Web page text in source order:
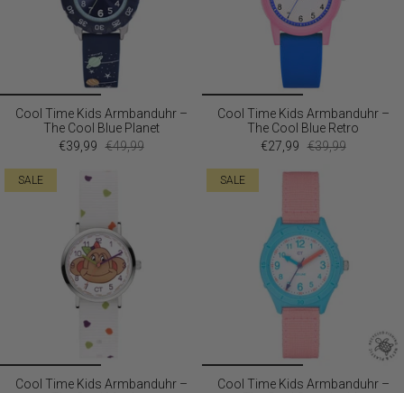
Cool Time Kids Armbanduhr –
The Cool Blue Planet
€39,99 €49,99
Cool Time Kids Armbanduhr –
The Cool Blue Retro
€27,99 €39,99
SALE
Cool Time Kids Armbanduhr –
SALE
Cool Time Kids Armbanduhr –